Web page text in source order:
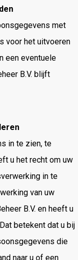
met
voor het uitvoeren
een eventuele
B.V. blijft
in te zien, te
u het recht om uw
in te
van uw
B.V. en heeft u
betekent dat u bij
die
naar u of een